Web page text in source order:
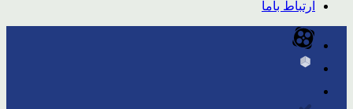
ارتباط باما